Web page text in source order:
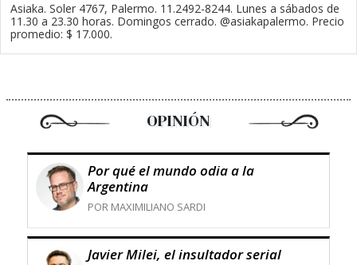
Asiaka. Soler 4767, Palermo. 11.2492-8244. Lunes a sábados de
11.30 a 23.30 horas. Domingos cerrado. @asiakapalermo. Precio
promedio: $ 17.000.
OPINIÓN
Por qué el mundo odia a la
Argentina
POR MAXIMILIANO SARDI
Javier Milei, el insultador serial